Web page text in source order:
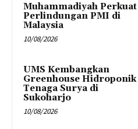
Muhammadiyah Perkuat
Perlindungan PMI di
Malaysia
10/08/2026
UMS Kembangkan
Greenhouse Hidroponik
Tenaga Surya di
Sukoharjo
10/08/2026